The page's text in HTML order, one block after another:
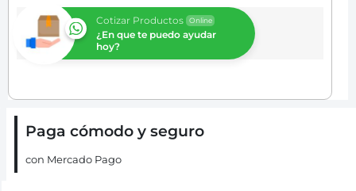
Cotizar Productos Online
¿En que te puedo ayudar
hoy?
Paga cómodo y seguro
con Mercado Pago